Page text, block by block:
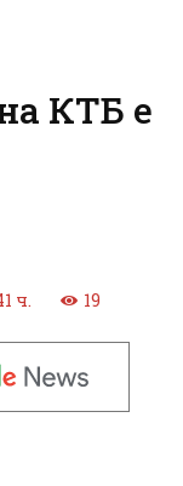
КТБ е
ч. 19